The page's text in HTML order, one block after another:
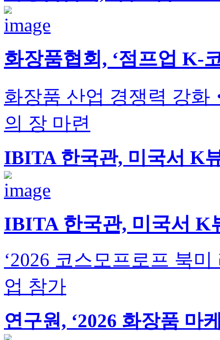
화장품협회, ‘점프업 K-
화장품 산업 경쟁력 강
의 장 마련
IBITA 한국관, 미국서 K
IBITA 한국관, 미국서 K
‘2026 코스모프로프 북
업 참가
연구원, ‘2026 화장품 마